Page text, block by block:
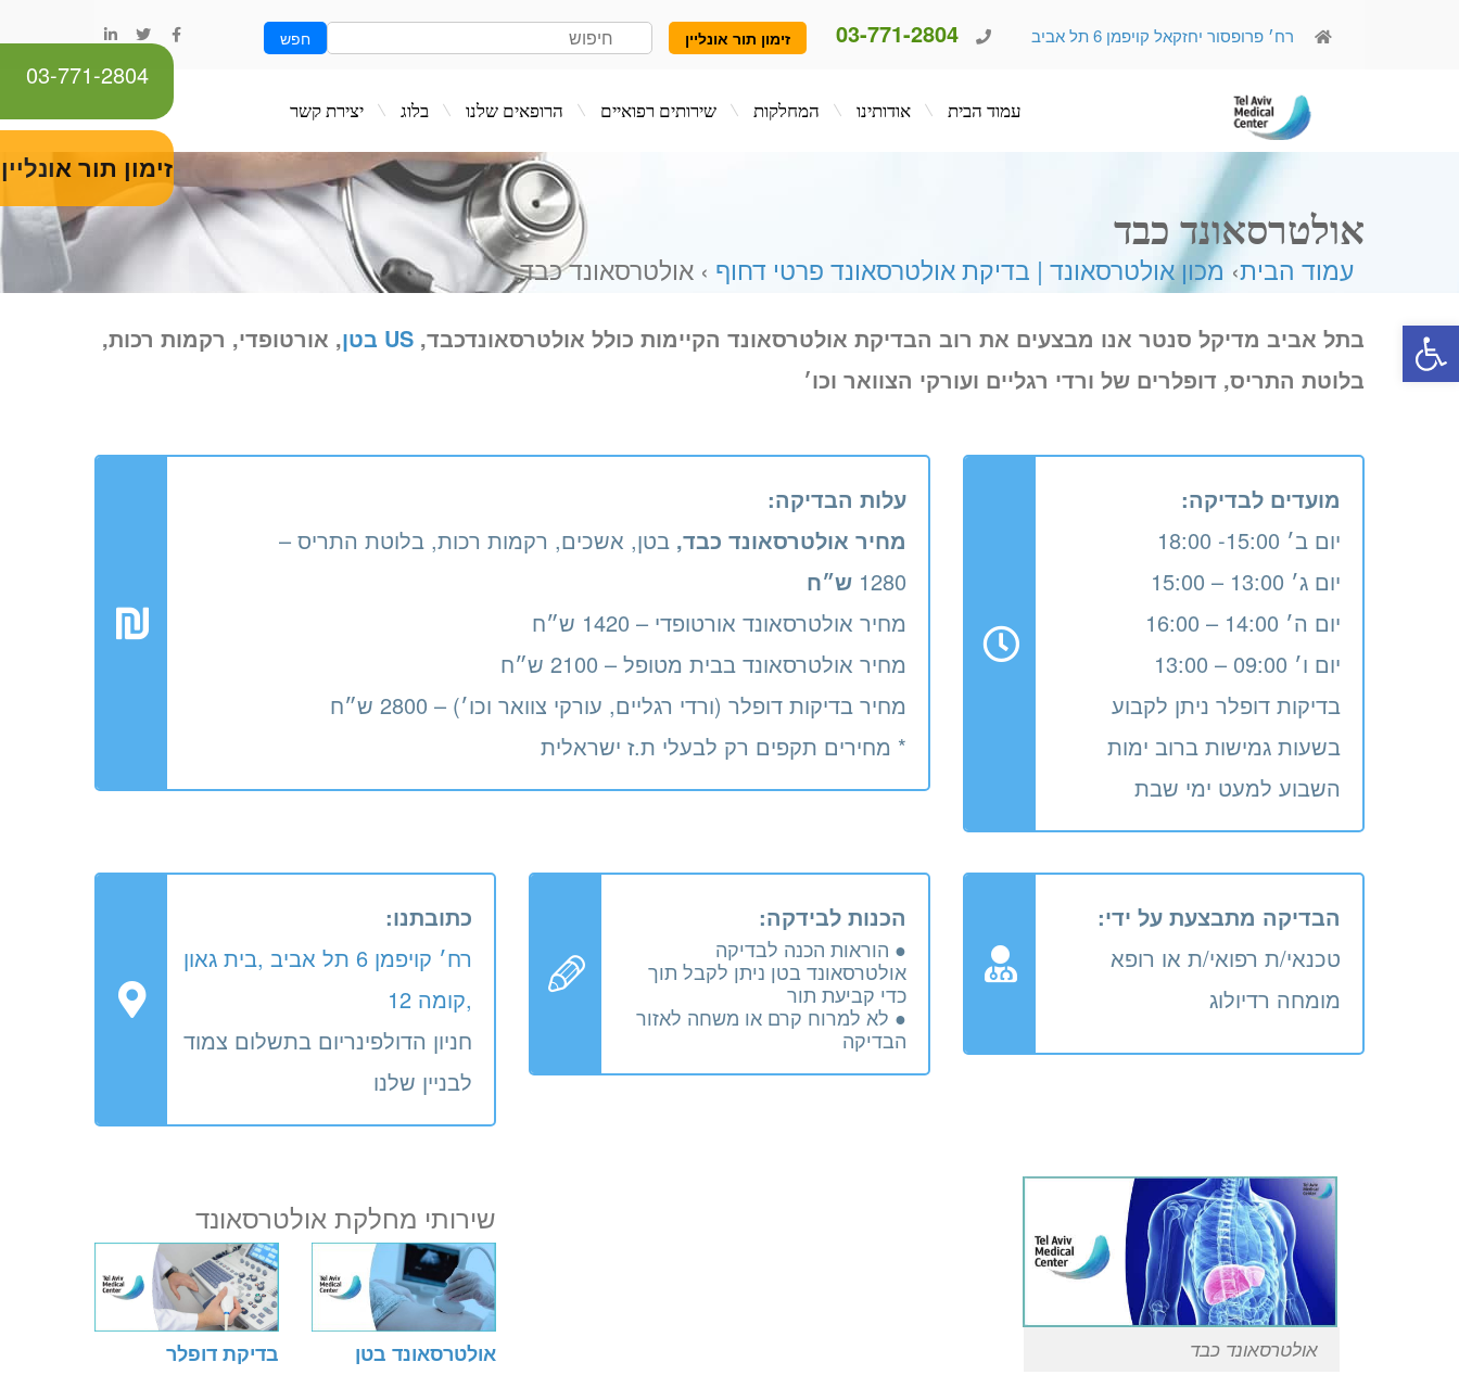
פתח סרגל נגישות
רח׳ פרופסור יחזקאל קויפמן 6 תל אביב 03-771-2804 זימון תור אונליין חפש
אולטרסאונד כבד
עמוד הבית› מכון אולטרסאונד | בדיקת אולטרסאונד פרטי דחוף › אולטרסאונד כבד
בתל אביב מדיקל סנטר אנו מבצעים את רוב הבדיקת אולטרסאונד הקיימות כולל אולטרסאונדכבד, US בטן
, אורטופדי, רקמות רכות,
בלוטת התריס, דופלרים של ורדי רגליים ועורקי הצוואר וכו׳
מועדים לבדיקה:
יום ב׳ 15:00- 18:00
יום ג׳ 13:00 – 15:00
יום ה׳ 14:00 – 16:00
יום ו׳ 09:00 – 13:00
בדיקות דופלר ניתן לקבוע
בשעות גמישות ברוב ימות
השבוע למעט ימי שבת
עלות הבדיקה:
מחיר אולטרסאונד כבד, בטן, אשכים, רקמות רכות, בלוטת התריס –
1280 ש״ח
מחיר אולטרסאונד אורטופדי – 1420 ש״ח
מחיר אולטרסאונד בבית מטופל – 2100 ש״ח
מחיר בדיקות דופלר (ורדי רגליים, עורקי צוואר וכו׳) – 2800 ש״ח
* מחירים תקפים רק לבעלי ת.ז ישראלית
הבדיקה מתבצעת על ידי:
טכנאי/ת רפואי/ת או רופא
מומחה רדיולוג
הכנות לבידקה:
● הוראות הכנה לבדיקה
אולטרסאונד בטן ניתן לקבל תוך
כדי קביעת תור
● לא למרוח קרם או משחה לאזור
הבדיקה
כתובתנו:
רח׳ קויפמן 6 תל אביב ,בית גאון
,קומה 12
חניון הדולפינריום בתשלום צמוד
לבניין שלנו
אולטרסאונד כבד
שירותי מחלקת אולטרסאונד
אולטרסאונד בטן בדיקת דופלר
זימון תור אונליין
03-771-2804